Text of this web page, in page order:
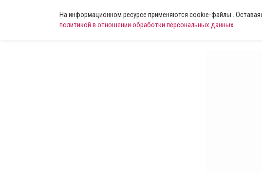
На информационном ресурсе применяются cookie-файлы .
политикой в отношении обработки персональных данных